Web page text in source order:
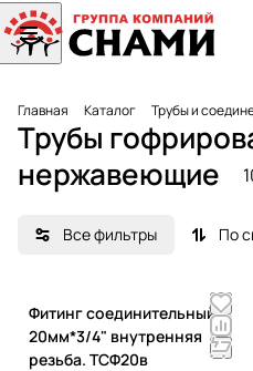
Главная Каталог Трубы и
Трубы
нержавеющие
Все фильтры
Фитинг соединительный
20мм*3/4" внутренняя
резьба. ТСФ20в